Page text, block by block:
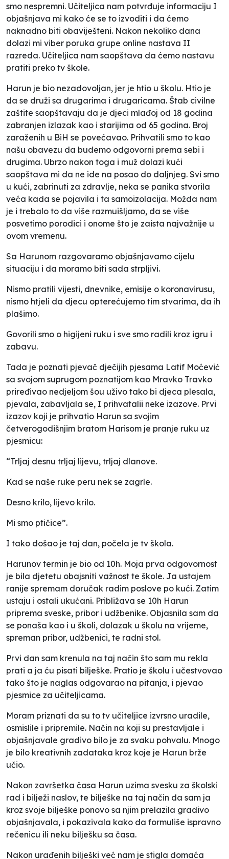
smo nespremni. Učiteljica nam potvrđuje informaciju I
objašnjava mi kako će se to izvoditi i da ćemo
naknadno biti obaviješteni. Nakon nekoliko dana
dolazi mi viber poruka grupe online nastava II
razreda. Učiteljica nam saopštava da ćemo nastavu
pratiti preko tv škole.
Harun je bio nezadovoljan, jer je htio u školu. Htio je
da se druži sa drugarima i drugaricama. Štab civilne
zaštite saopštavaju da je djeci mlađoj od 18 godina
zabranjen izlazak kao i starijima od 65 godina. Broj
zaraženih u BiH se povećavao. Prihvatili smo to kao
našu obavezu da budemo odgovorni prema sebi i
drugima. Ubrzo nakon toga i muž dolazi kući
saopštava mi da ne ide na posao do daljnjeg. Svi smo
u kući, zabrinuti za zdravlje, neka se panika stvorila
veća kada se pojavila i ta samoizolacija. Možda nam
je i trebalo to da više razmuišljamo, da se više
posvetimo porodici i onome što je zaista najvažnije u
ovom vremenu.
Sa Harunom razgovaramo objašnjavamo cijelu
situaciju i da moramo biti sada strpljivi.
Nismo pratili vijesti, dnevnike, emisije o koronavirusu,
nismo htjeli da djecu opterećujemo tim stvarima, da ih
plašimo.
Govorili smo o higijeni ruku i sve smo radili kroz igru i
zabavu.
Tada je poznati pjevač dječijih pjesama Latif Moćević
sa svojom suprugom poznatijom kao Mravko Travko
priređivao nedjeljom šou uživo tako bi djeca plesala,
pjevala, zabavljala se, I prihvatalii neke izazove. Prvi
izazov koji je prihvatio Harun sa svojim
četverogodišnjim bratom Harisom je pranje ruku uz
pjesmicu:
“Trljaj desnu trljaj lijevu, trljaj dlanove.
Kad se naše ruke peru nek se zagrle.
Desno krilo, lijevo krilo.
Mi smo ptičice”.
I tako došao je taj dan, počela je tv škola.
Harunov termin je bio od 10h. Moja prva odgovornost
je bila djetetu obajsniti važnost te škole. Ja ustajem
ranije spremam doručak radim poslove po kući. Zatim
ustaju i ostali ukućani. Približava se 10h Harun
priprema sveske, pribor i udžbenike. Objasnila sam da
se ponaša kao i u školi, dolazak u školu na vrijeme,
spreman pribor, udžbenici, te radni stol.
Prvi dan sam krenula na taj način što sam mu rekla
prati a ja ću pisati bilješke. Pratio je školu i učestvovao
tako što je naglas odgovarao na pitanja, i pjevao
pjesmice za učiteljicama.
Moram priznati da su to tv učiteljice izvrsno uradile,
osmislile i pripremile. Način na koji su prestavljale i
objašnjavale gradivo bilo je za svaku pohvalu. Mnogo
je bilo kreativnih zadataka kroz koje je Harun brže
učio.
Nakon završetka časa Harun uzima svesku za školski
rad i bilježi naslov, te bilješke na taj način da sam ja
kroz svoje bilješke ponovo sa njim prelazila gradivo
objašnjavala, i pokazivala kako da formuliše ispravno
rečenicu ili neku bilješku sa časa.
Nakon urađenih bilješki već nam je stigla domaća